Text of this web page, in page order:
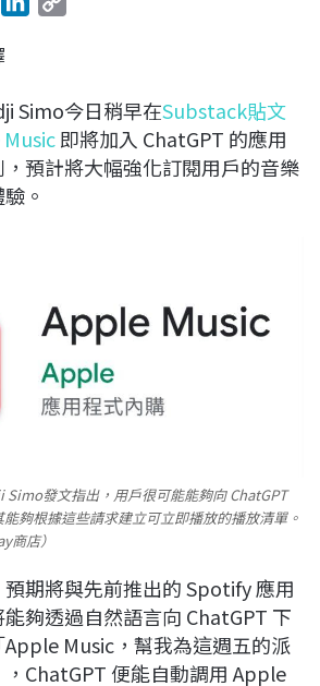
e
d
I
n
L
i
n
Simo今日稍早在Substack貼文
即將加入 ChatGPT 的應用
預計將大幅強化訂閱用戶的音樂
。
Simo發文指出，用戶很可能能夠向 ChatGPT
夠根據這些請求建立可立即播放的播放清單。
商店）
期將與先前推出的 Spotify 應用
夠透過自然語言向 ChatGPT 下
Music，幫我為這週五的派
ChatGPT 便能自動調用 Apple